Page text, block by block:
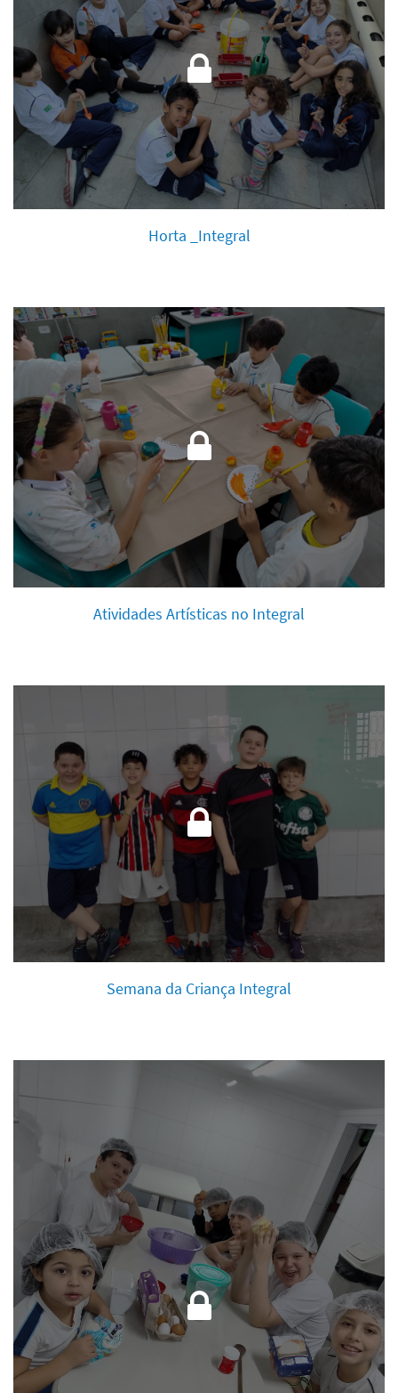
Horta _Integral
Atividades Artísticas no Integral
Semana da Criança Integral